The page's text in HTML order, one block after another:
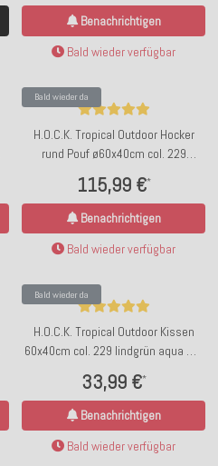
Benachrichtigen
Bald wieder verfügbar
Bald wieder da
H.O.C.K. Tropical Outdoor Hocker
rund Pouf ø60x40cm col. 229
115,99 €*
Benachrichtigen
Bald wieder verfügbar
Bald wieder da
H.O.C.K. Tropical Outdoor Kissen
60x40cm col. 229 lindgrün aqua mit
33,99 €*
Benachrichtigen
Bald wieder verfügbar